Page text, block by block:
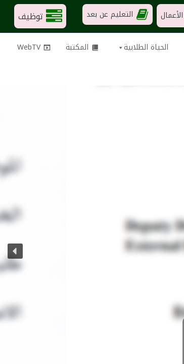
التعليم عن بعد
توظيف
الحياة الطلابية المكتبة
WebTV